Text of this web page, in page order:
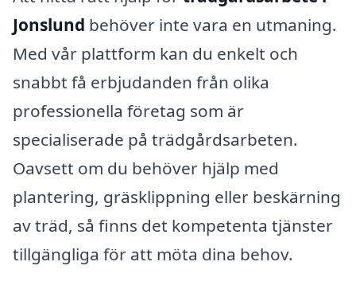
Jonslund behöver inte vara en utmaning.
Med vår plattform kan du enkelt och
snabbt få erbjudanden från olika
professionella företag som är
specialiserade på trädgårdsarbeten.
Oavsett om du behöver hjälp med
plantering, gräsklippning eller beskärning
av träd, så finns det kompetenta tjänster
tillgängliga för att möta dina behov.